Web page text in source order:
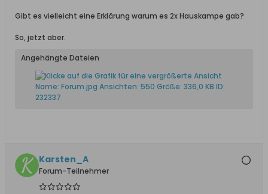
Gibt es vielleicht eine Erklärung warum es 2x Hauskampe gab?
So, jetzt aber.
Angehängte Dateien
Karsten_A
Forum-Teilnehmer